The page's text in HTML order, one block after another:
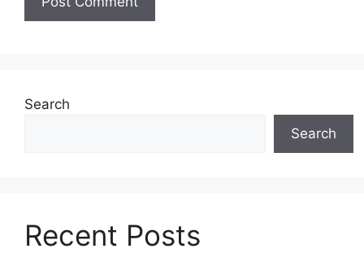
Search
Search
Recent Posts